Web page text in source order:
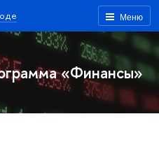
Меню
«Финансы»